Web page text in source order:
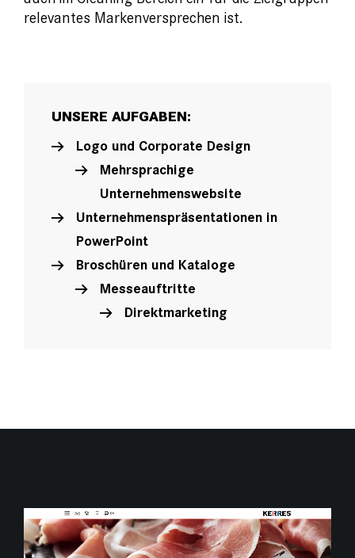
relevantes Markenversprechen ist.
UNSERE AUFGABEN:
Logo und Corporate Design
Mehrsprachige
Unternehmenswebsite
Unternehmenspräsentationen in
PowerPoint
Broschüren und Kataloge
Messeauftritte
Direktmarketing